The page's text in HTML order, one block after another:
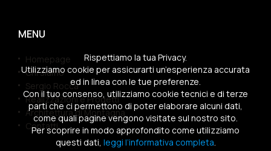
MENU
Homepage
Chi siamo
Sergio Rocca
Realizzazioni e Progetti
Architettura di Montagna
Contatti
Rispettiamo la tua Privacy.
Utilizziamo cookie per assicurarti un’esperienza accurata
ed in linea con le tue preferenze.
Con il tuo consenso, utilizziamo cookie tecnici e di terze
parti che ci permettono di poter elaborare alcuni dati,
come quali pagine vengono visitate sul nostro sito.
Per scoprire in modo approfondito come utilizziamo
questi dati, leggi l’informativa completa.